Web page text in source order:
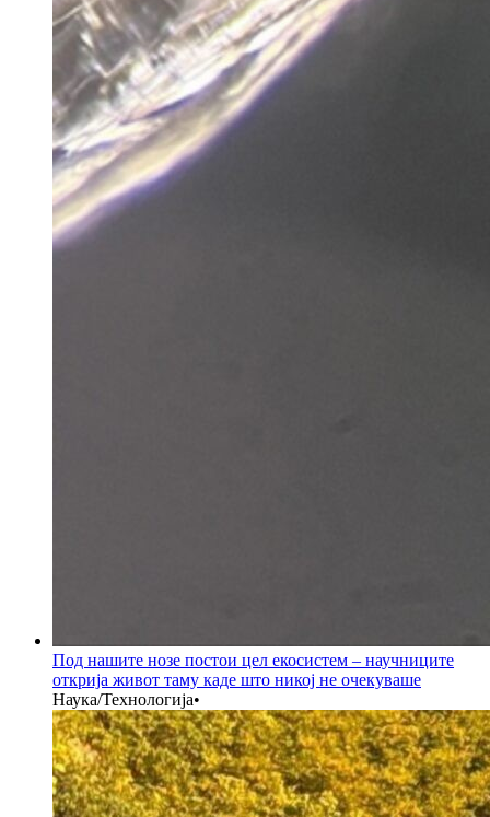
Под нашите нозе постои цел екосистем – научниците
открија живот таму каде што никој не очекуваше
Наука/Технологија•